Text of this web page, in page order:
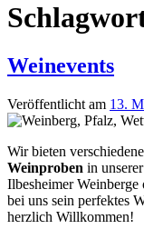
Weinevents
Veröffentlicht am 13.
Wir bieten
Weinproben in
Ilbesheimer Weinberge
bei uns sein perfektes
herzlich Willkommen!